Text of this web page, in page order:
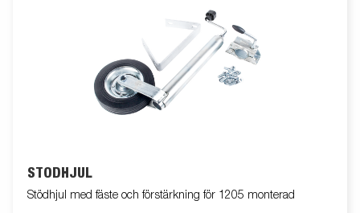
STÖDHJUL
Stödhjul med fäste och förstärkning för 1205 monterad